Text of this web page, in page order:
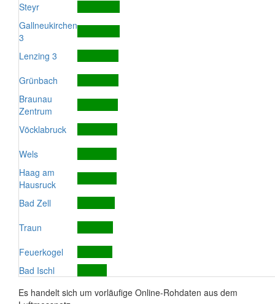
Steyr
Gallneukirchen
3
Lenzing 3
Grünbach
Braunau
Zentrum
Vöcklabruck
Wels
Haag am
Hausruck
Bad Zell
Traun
Feuerkogel
Bad Ischl
Es handelt sich um vorläufige Online-Rohdaten aus dem